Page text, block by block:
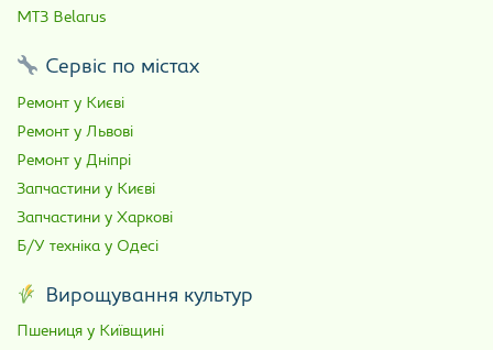
МТЗ Belarus
Сервіс по містах
Ремонт у Києві
Ремонт у Львові
Ремонт у Дніпрі
Запчастини у Києві
Запчастини у Харкові
Б/У техніка у Одесі
Вирощування культур
Пшениця у Київщині